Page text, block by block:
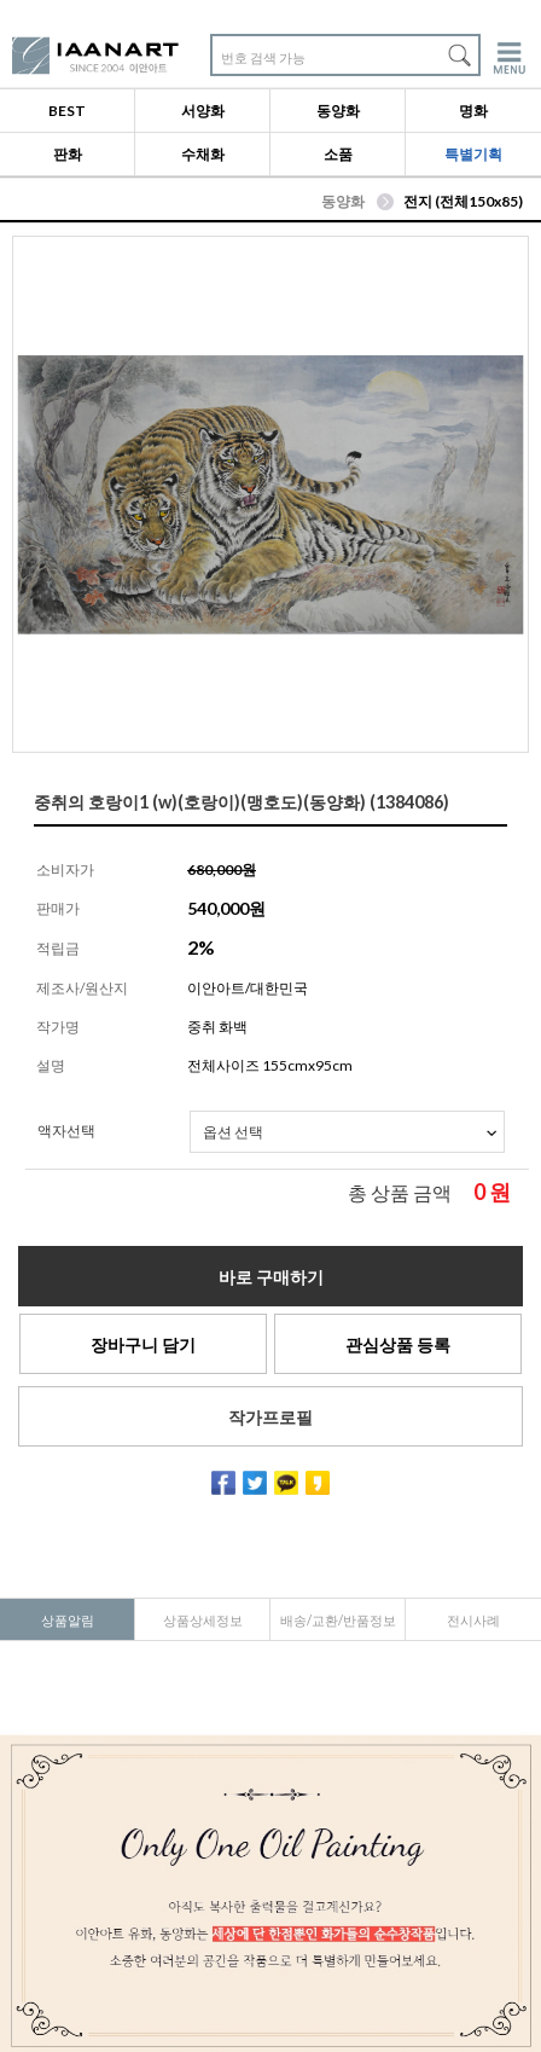
번호 검색 가능
BEST 서양화 동양화 명화
판화 수채화 소품 특별기획
동양화 전지 (전체150x85)
중취의 호랑이1 (w)(호랑이)(맹호도)(동양화) (1384086)
소비자가 680,000원
판매가 540,000원
적립금 2%
제조사/원산지 이안아트/대한민국
작가명 중취 화백
설명 전체사이즈 155cmx95cm
액자선택
총 상품 금액 0원
바로 구매하기
장바구니 담기 관심상품 등록
작가프로필
상품알림 상품상세정보 배송/교환/반품정보 전시사례